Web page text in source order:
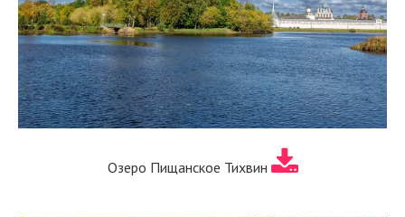
Озеро Пищанское Тихвин